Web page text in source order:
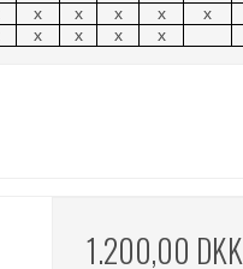
x x x x x
x x x x
1.200,00 DKK